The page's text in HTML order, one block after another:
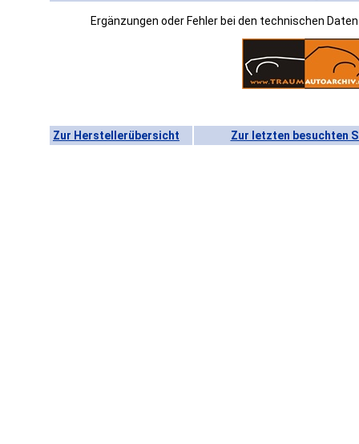
Ergänzungen oder Fehler bei den technischen
Zur Herstellerübersicht Zur letzten besuchten